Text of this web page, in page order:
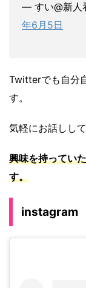
— すい@新人
年6月5日
Twitterでも自分
す。
気軽にお話しし
興味を持ってい
す。
instagram